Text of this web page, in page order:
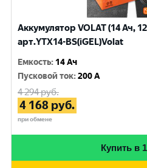
Аккумулятор VOLAT (14 Ач,
арт.YTX14-BS(iGEL)Volat
Емкость: 14 Ач
Пусковой ток:200 A
4 294руб.
4 168 руб.
при обмене
Купить в